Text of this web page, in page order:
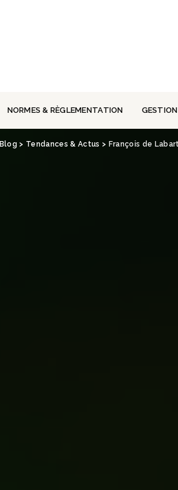
NORMES & RÈGLEMENTATION
Blog > Tendances & Actus > François de